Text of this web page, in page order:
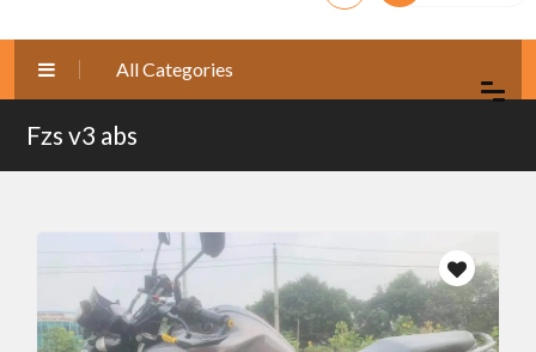
All Categories
Fzs v3 abs